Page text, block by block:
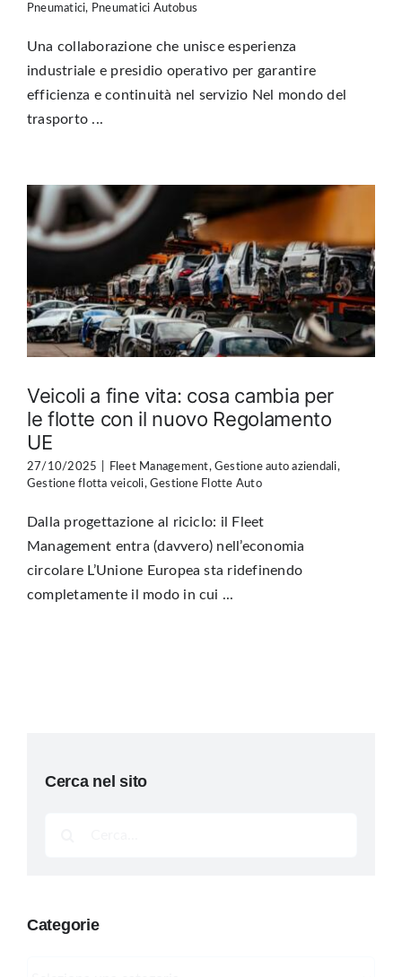
Pneumatici, Pneumatici Autobus
Una collaborazione che unisce esperienza
industriale e presidio operativo per garantire
efficienza e continuità nel servizio Nel mondo del
trasporto ...
Veicoli a fine vita: cosa cambia per
le flotte con il nuovo Regolamento
UE
27/10/2025 Fleet Management, Gestione auto aziendali,
Gestione flotta veicoli,Gestione Flotte Auto
Dalla progettazione al riciclo: il Fleet
Management entra (davvero) nell’economia
circolare L’Unione Europea sta ridefinendo
completamente il modo in cui ...
Cerca nel sito
Categorie